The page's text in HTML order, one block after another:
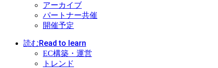
アーカイブ
パートナー共催
開催予定
読むRead to learn
EC構築・運営
トレンド